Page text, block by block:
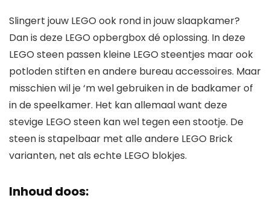
Slingert jouw LEGO ook rond in jouw slaapkamer?
Dan is deze LEGO opbergbox dé oplossing. In deze
LEGO steen passen kleine LEGO steentjes maar ook
potloden stiften en andere bureau accessoires. Maar
misschien wil je ‘m wel gebruiken in de badkamer of
in de speelkamer. Het kan allemaal want deze
stevige LEGO steen kan wel tegen een stootje. De
steen is stapelbaar met alle andere LEGO Brick
varianten, net als echte LEGO blokjes.
Inhoud doos: